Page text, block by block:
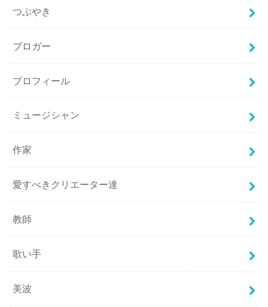
つぶやき
ブロガー
プロフィール
ミュージシャン
作家
愛すべきクリエーター達
教師
歌い手
美波